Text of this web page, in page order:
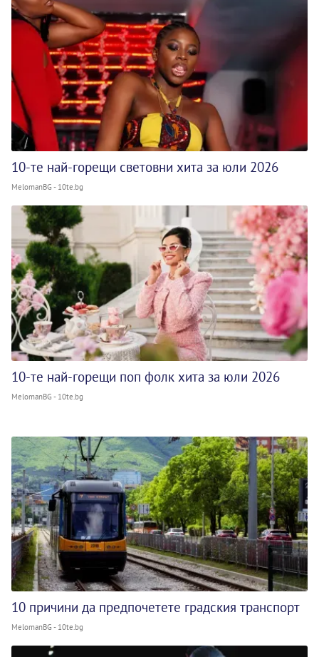
10-те най-горещи световни хита за юли 2026
MelomanBG - 10te.bg
10-те най-горещи поп фолк хита за юли 2026
MelomanBG - 10te.bg
10 причини да предпочетете градския транспорт
MelomanBG - 10te.bg